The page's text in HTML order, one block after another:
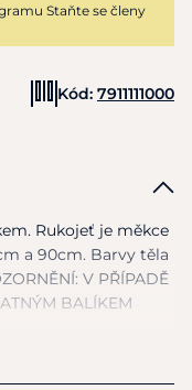
Staňte se členy
Kód: 7911111000
Rukojeť je měkce
a 90cm. Barvy těla
V PŘÍPADĚ
BALÍKEM